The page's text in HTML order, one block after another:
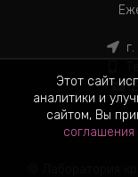
© Лаборатория
Этот сайт
аналитики и
сайтом, Вы
соглашения